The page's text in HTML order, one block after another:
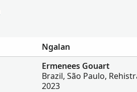
Ngalan
Ermenees Gouart
Brazil, São Paulo,
2023